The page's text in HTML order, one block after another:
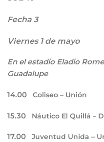
Fecha 3
Viernes 1 de mayo
En el estadio Eladio
Guadalupe
14.00 Coliseo – Unión
15.30 Náutico El Quillá –
17.00 Juventud Unida –